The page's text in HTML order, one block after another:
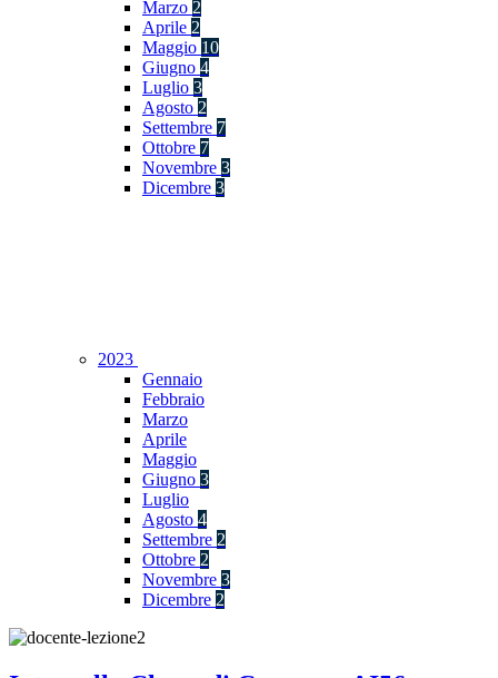
Marzo 2
Aprile 2
Maggio 10
Giugno 4
Luglio 3
Agosto 2
Settembre 7
Ottobre 7
Novembre 3
Dicembre 3
2023
Gennaio
Febbraio
Marzo
Aprile
Maggio
Giugno 3
Luglio
Agosto 4
Settembre 2
Ottobre 2
Novembre 3
Dicembre 2